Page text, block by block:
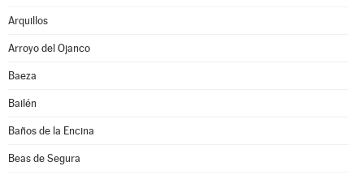
Arquillos
Arroyo del Ojanco
Baeza
Bailén
Baños de la Encina
Beas de Segura